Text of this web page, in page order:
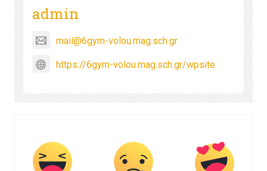
admin
mail@6gym-volou.mag.sch.gr
https://6gym-volou.mag.sch.gr/wpsite